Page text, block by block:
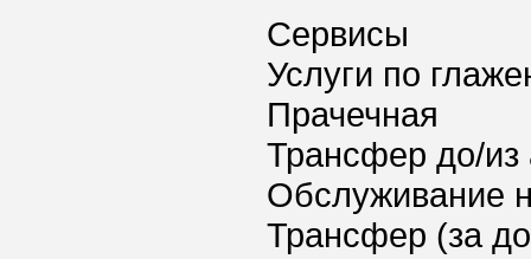
Сервисы
Услуги по
Прачечная
Трансфер до/из
Обслуживание
Трансфер (за